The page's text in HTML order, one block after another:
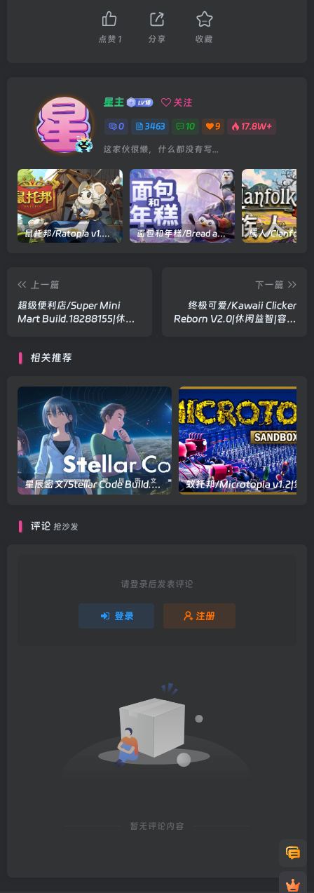
点赞 1 分享 收藏
星主 关注
0 3463 10 9 17.8W+
这家伙很懒，什么都没有写...
鼠托邦/Ratopia v1.0.0530|策略模拟|容量2.9GB|官方中文版 面包和年糕/Bread and Fred Build.21411256|动作冒险|容量1.1GB|官方中文版
上一篇
超级便利店/Super Mini
Mart Build.18288155|休闲
下一篇
终极可爱/Kawaii Clicker
Reborn V2.0|休闲益智|容量
相关推荐
星辰密文/Stellar Code Build.22645221|动作冒险|容量1.7GB|官方中文版
评论 抢沙发
请登录后发表评论
登录 注册
暂无评论内容